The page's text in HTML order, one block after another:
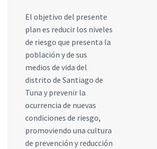
El objetivo del presente
plan es reducir los niveles
de riesgo que presenta la
población y de sus
medios de vida del
distrito de Santiago de
Tuna y prevenir la
ocurrencia de nuevas
condiciones de riesgo,
promoviendo una cultura
de prevención y reducción